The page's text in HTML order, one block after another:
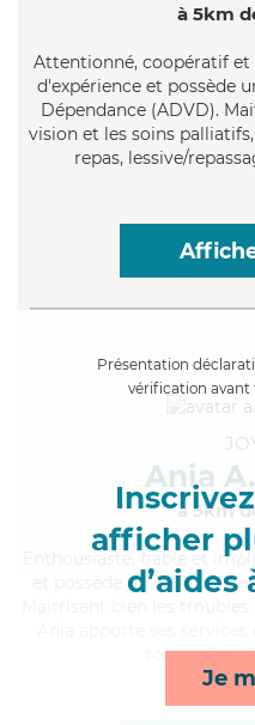
à 5km
Attentionné, coopératif et
d'expérience et possède
Dépendance (ADVD).
vision et les soins
repas, lessive/
Présentation
vérification avant
afficher
d’aides
Je
Ania
à 5km
, fiable et
et possède un BEP
toilette/